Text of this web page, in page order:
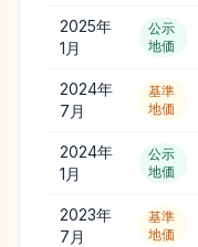
2025年
1月
公示
地価
2024年
7月
基準
地価
2024年
1月
公示
地価
2023年
7月
基準
地価